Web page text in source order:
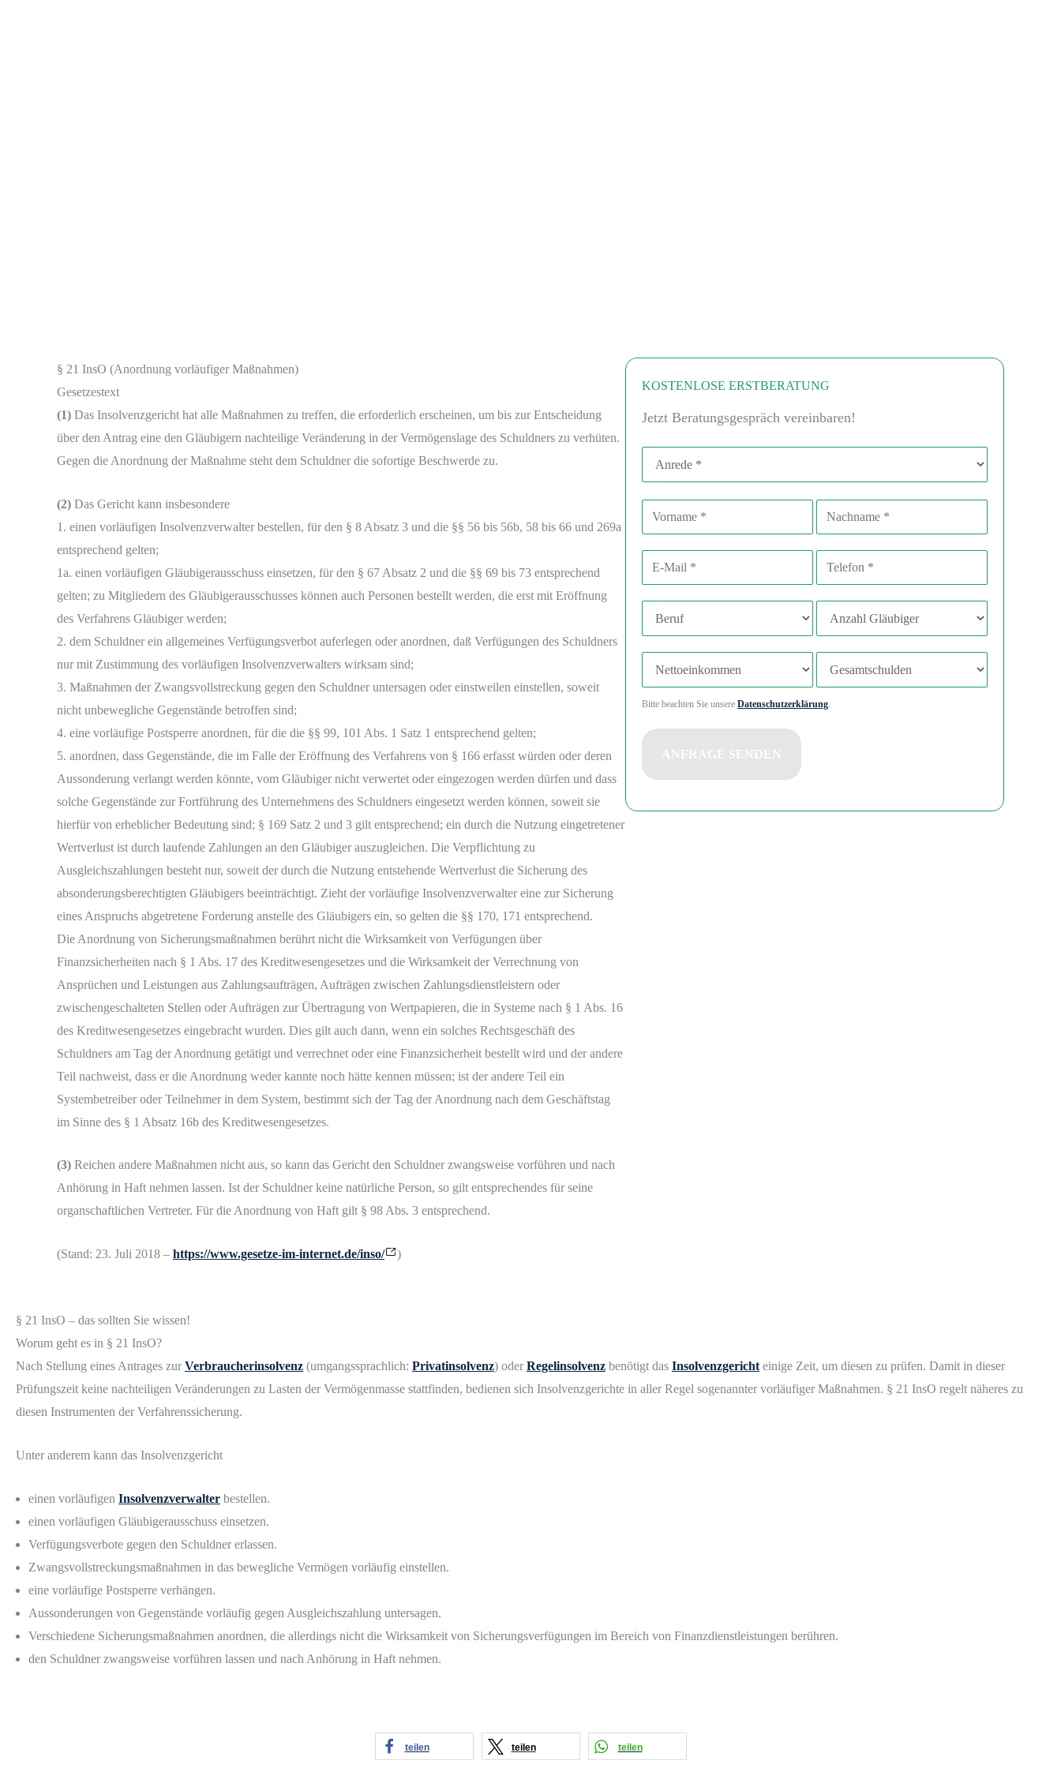
§ 21 InsO (Anordnung vorläufiger Maßnahmen)
Gesetzestext
(1) Das Insolvenzgericht hat alle Maßnahmen zu treffen, die erforderlich erscheinen, um bis zur Entscheidung
über den Antrag eine den Gläubigern nachteilige Veränderung in der Vermögenslage des Schuldners zu verhüten.
Gegen die Anordnung der Maßnahme steht dem Schuldner die sofortige Beschwerde zu.
(2) Das Gericht kann insbesondere
1. einen vorläufigen Insolvenzverwalter bestellen, für den § 8 Absatz 3 und die §§ 56 bis 56b, 58 bis 66 und 269a
entsprechend gelten;
1a. einen vorläufigen Gläubigerausschuss einsetzen, für den § 67 Absatz 2 und die §§ 69 bis 73 entsprechend
gelten; zu Mitgliedern des Gläubigerausschusses können auch Personen bestellt werden, die erst mit Eröffnung
des Verfahrens Gläubiger werden;
2. dem Schuldner ein allgemeines Verfügungsverbot auferlegen oder anordnen, daß Verfügungen des Schuldners
nur mit Zustimmung des vorläufigen Insolvenzverwalters wirksam sind;
3. Maßnahmen der Zwangsvollstreckung gegen den Schuldner untersagen oder einstweilen einstellen, soweit
nicht unbewegliche Gegenstände betroffen sind;
4. eine vorläufige Postsperre anordnen, für die die §§ 99, 101 Abs. 1 Satz 1 entsprechend gelten;
5. anordnen, dass Gegenstände, die im Falle der Eröffnung des Verfahrens von § 166 erfasst würden oder deren
Aussonderung verlangt werden könnte, vom Gläubiger nicht verwertet oder eingezogen werden dürfen und dass
solche Gegenstände zur Fortführung des Unternehmens des Schuldners eingesetzt werden können, soweit sie
hierfür von erheblicher Bedeutung sind; § 169 Satz 2 und 3 gilt entsprechend; ein durch die Nutzung eingetretener
Wertverlust ist durch laufende Zahlungen an den Gläubiger auszugleichen. Die Verpflichtung zu
Ausgleichszahlungen besteht nur, soweit der durch die Nutzung entstehende Wertverlust die Sicherung des
absonderungsberechtigten Gläubigers beeinträchtigt. Zieht der vorläufige Insolvenzverwalter eine zur Sicherung
eines Anspruchs abgetretene Forderung anstelle des Gläubigers ein, so gelten die §§ 170, 171 entsprechend.
Die Anordnung von Sicherungsmaßnahmen berührt nicht die Wirksamkeit von Verfügungen über
Finanzsicherheiten nach § 1 Abs. 17 des Kreditwesengesetzes und die Wirksamkeit der Verrechnung von
Ansprüchen und Leistungen aus Zahlungsaufträgen, Aufträgen zwischen Zahlungsdienstleistern oder
zwischengeschalteten Stellen oder Aufträgen zur Übertragung von Wertpapieren, die in Systeme nach § 1 Abs. 16
des Kreditwesengesetzes eingebracht wurden. Dies gilt auch dann, wenn ein solches Rechtsgeschäft des
Schuldners am Tag der Anordnung getätigt und verrechnet oder eine Finanzsicherheit bestellt wird und der andere
Teil nachweist, dass er die Anordnung weder kannte noch hätte kennen müssen; ist der andere Teil ein
Systembetreiber oder Teilnehmer in dem System, bestimmt sich der Tag der Anordnung nach dem Geschäftstag
im Sinne des § 1 Absatz 16b des Kreditwesengesetzes.
(3) Reichen andere Maßnahmen nicht aus, so kann das Gericht den Schuldner zwangsweise vorführen und nach
Anhörung in Haft nehmen lassen. Ist der Schuldner keine natürliche Person, so gilt entsprechendes für seine
organschaftlichen Vertreter. Für die Anordnung von Haft gilt § 98 Abs. 3 entsprechend.
(Stand: 23. Juli 2018 – https://www.gesetze-im-internet.de/inso/ )
KOSTENLOSE ERSTBERATUNG
Jetzt Beratungsgespräch vereinbaren!
Anrede
B
t
a
s
e
d
e
Vorname Nachname
E-Mail-Adresse Telefonnummer
Beruf Anzahl Gläubiger
Nettoeinkommen Gesamtschulden
Bitte beachten Sie unsere Datenschutzerklärung.
§ 21 InsO – das sollten Sie wissen!
Worum geht es in § 21 InsO?
Nach Stellung eines Antrages zur Verbraucherinsolvenz (umgangssprachlich: Privatinsolvenz) oder Regelinsolvenz benötigt das Insolvenzgericht einige Zeit, um diesen zu prüfen. Damit in dieser
Prüfungszeit keine nachteiligen Veränderungen zu Lasten der Vermögenmasse stattfinden, bedienen sich Insolvenzgerichte in aller Regel sogenannter vorläufiger Maßnahmen. § 21 InsO regelt näheres zu
diesen Instrumenten der Verfahrenssicherung.
Unter anderem kann das Insolvenzgericht
einen vorläufigen Insolvenzverwalter bestellen.
einen vorläufigen Gläubigerausschuss einsetzen.
Verfügungsverbote gegen den Schuldner erlassen.
Zwangsvollstreckungsmaßnahmen in das bewegliche Vermögen vorläufig einstellen.
eine vorläufige Postsperre verhängen.
Aussonderungen von Gegenstände vorläufig gegen Ausgleichszahlung untersagen.
Verschiedene Sicherungsmaßnahmen anordnen, die allerdings nicht die Wirksamkeit von Sicherungsverfügungen im Bereich von Finanzdienstleistungen berühren.
den Schuldner zwangsweise vorführen lassen und nach Anhörung in Haft nehmen.
teilen teilen teilen